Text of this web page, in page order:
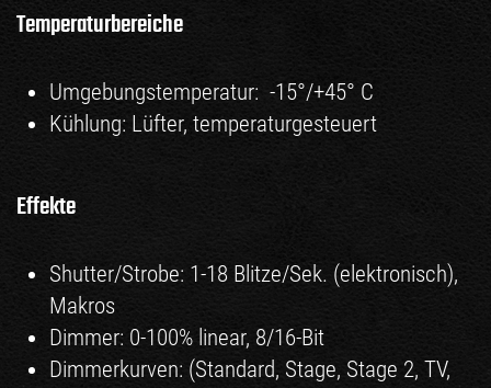
Temperaturbereiche
Umgebungstemperatur: -15°/+45° C
Kühlung: Lüfter, temperaturgesteuert
Effekte
Shutter/Strobe: 1-18 Blitze/Sek. (elektronisch),
Makros
Dimmer: 0-100% linear, 8/16-Bit
Dimmerkurven: (Standard, Stage, Stage 2, TV,